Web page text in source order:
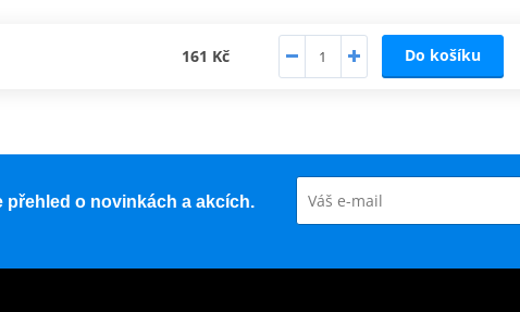
161 Kč Do košíku
přehled o novinkách a akcích.